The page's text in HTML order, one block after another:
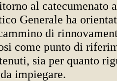
al catecumenato
Generale ha
di
come punto di
sia per quanto
impiegare.